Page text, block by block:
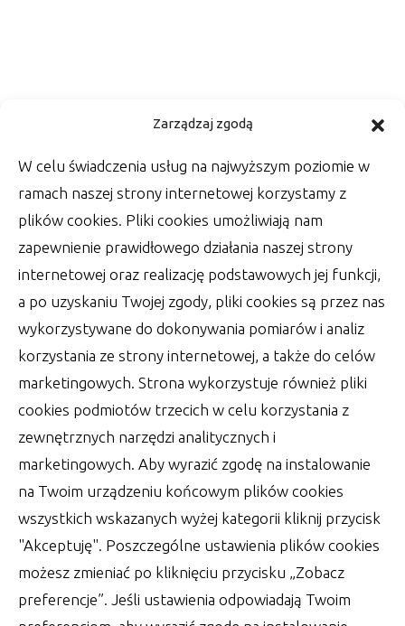
Zarządzaj zgodą
W celu świadczenia usług na najwyższym poziomie w
ramach naszej strony internetowej korzystamy z
plików cookies. Pliki cookies umożliwiają nam
zapewnienie prawidłowego działania naszej strony
internetowej oraz realizację podstawowych jej funkcji,
a po uzyskaniu Twojej zgody, pliki cookies są przez nas
wykorzystywane do dokonywania pomiarów i analiz
korzystania ze strony internetowej, a także do celów
marketingowych. Strona wykorzystuje również pliki
cookies podmiotów trzecich w celu korzystania z
zewnętrznych narzędzi analitycznych i
marketingowych. Aby wyrazić zgodę na instalowanie
na Twoim urządzeniu końcowym plików cookies
wszystkich wskazanych wyżej kategorii kliknij przycisk
"Akceptuję". Poszczególne ustawienia plików cookies
możesz zmieniać po kliknięciu przycisku „Zobacz
preferencje”. Jeśli ustawienia odpowiadają Twoim
Kwestia ślubnej fotografii –
zadbaj o oprawę zdjęć
Wśród rzeczy, które zrobić muszą Państwo
Młodzi w dniu swojego ślubu, jest wiele
szablonowych
autor: Lucjan 30 czerwca 2022